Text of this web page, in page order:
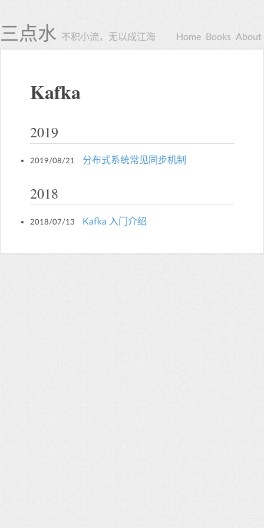
三点水 不积小流，无以成江海 Home Books About
Kafka
2019
2019/08/21 分布式系统常见同步机制
2018
2018/07/13 Kafka 入门介绍